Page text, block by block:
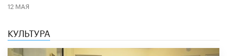
12 МАЯ
КУЛЬТУРА